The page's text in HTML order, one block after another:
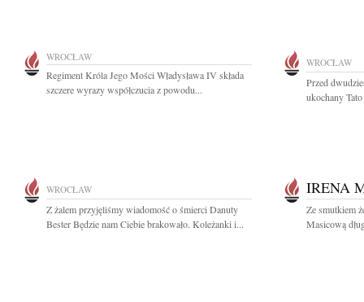
WROCŁAW
Regiment Króla Jego Mości Władysława IV składa
szczere wyrazy współczucia z powodu...
WROCŁAW
Przed
ukochany
WROCŁAW
Z żalem przyjęliśmy wiadomość o śmierci Danuty
Bester Będzie nam Ciebie brakowało. Koleżanki i...
IRENA
Ze smutkiem
Masicową